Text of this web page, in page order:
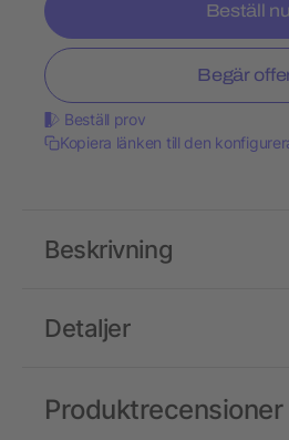
Beställ nu
Begär
Beställ prov
Kopiera länken till den
Detaljer
Beskrivning
Produktrecensioner